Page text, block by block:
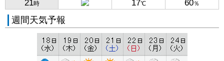
21時 17℃ 60％
週間天気予報